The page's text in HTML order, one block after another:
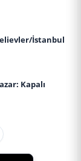
İstanbul
Kapalı